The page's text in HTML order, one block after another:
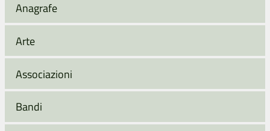
Anagrafe
Arte
Associazioni
Bandi